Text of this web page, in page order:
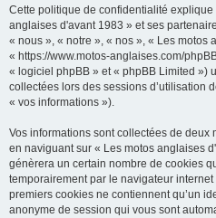
Cette politique de confidentialité
anglaises d'avant 1983 » et ses
« nous », « notre », « nos », « Les motos
« https://www.motos-anglaises.com/
« logiciel phpBB » et « phpBB Limited »)
collectées lors des sessions d’utilisation
« vos informations »).
Vos informations sont collectées de deux
en naviguant sur « Les motos anglaises
génèrera un certain nombre de cookies
temporairement par le navigateur
premiers cookies ne contiennent qu’un
anonyme de session qui vous sont